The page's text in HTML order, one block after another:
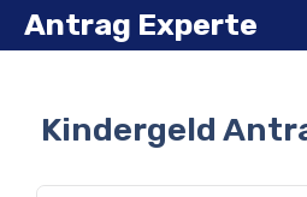
Zum
InhaltAntrag Experte
Kindergeld